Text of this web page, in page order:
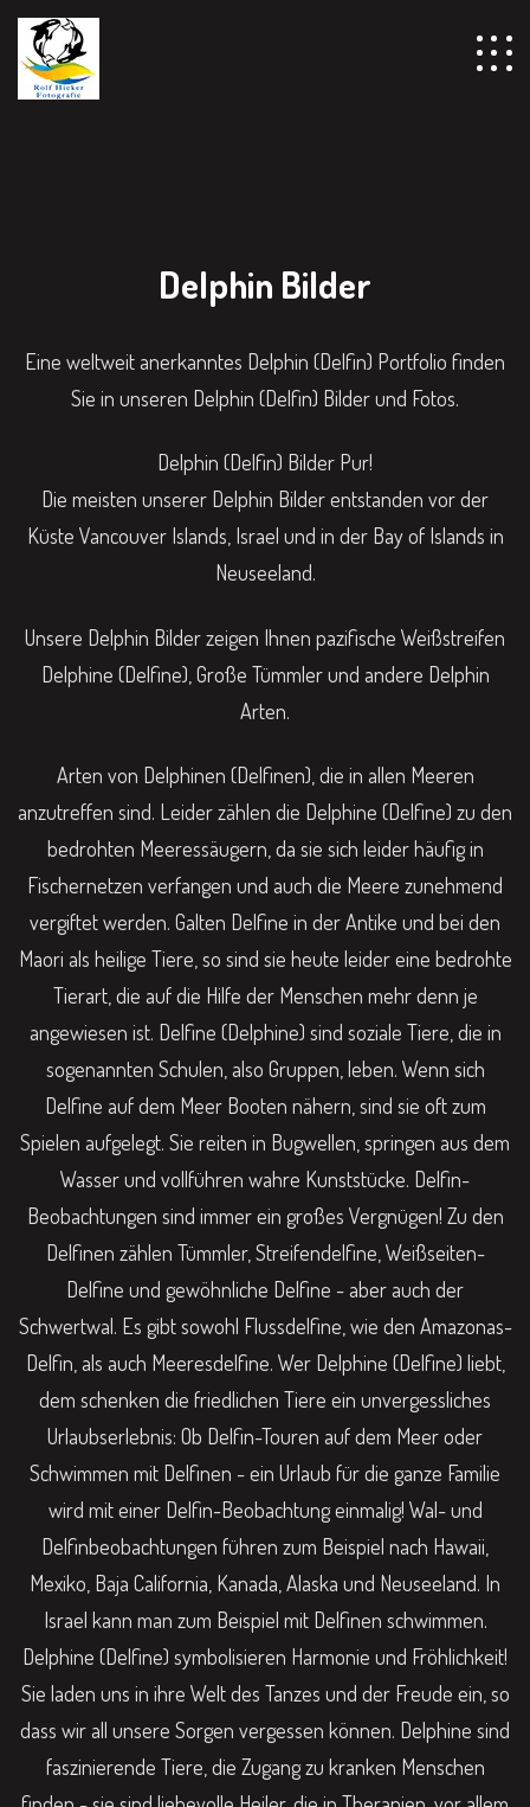
Delphin Bilder
Eine weltweit anerkanntes Delphin (Delfin) Portfolio finden
Sie in unseren Delphin (Delfin) Bilder und Fotos.
Delphin (Delfin) Bilder Pur!
Die meisten unserer Delphin Bilder entstanden vor der
Küste Vancouver Islands, Israel und in der Bay of Islands in
Neuseeland.
Unsere Delphin Bilder zeigen Ihnen pazifische Weißstreifen
Delphine (Delfine), Große Tümmler und andere Delphin
Arten.
Arten von Delphinen (Delfinen), die in allen Meeren
anzutreffen sind. Leider zählen die Delphine (Delfine) zu den
bedrohten Meeressäugern, da sie sich leider häufig in
Fischernetzen verfangen und auch die Meere zunehmend
vergiftet werden. Galten Delfine in der Antike und bei den
Maori als heilige Tiere, so sind sie heute leider eine bedrohte
Tierart, die auf die Hilfe der Menschen mehr denn je
angewiesen ist. Delfine (Delphine) sind soziale Tiere, die in
sogenannten Schulen, also Gruppen, leben. Wenn sich
Delfine auf dem Meer Booten nähern, sind sie oft zum
Spielen aufgelegt. Sie reiten in Bugwellen, springen aus dem
Wasser und vollführen wahre Kunststücke. Delfin-
Beobachtungen sind immer ein großes Vergnügen! Zu den
Delfinen zählen Tümmler, Streifendelfine, Weißseiten-
Delfine und gewöhnliche Delfine - aber auch der
Schwertwal. Es gibt sowohl Flussdelfine, wie den Amazonas-
Delfin, als auch Meeresdelfine. Wer Delphine (Delfine) liebt,
dem schenken die friedlichen Tiere ein unvergessliches
Urlaubserlebnis: Ob Delfin-Touren auf dem Meer oder
Schwimmen mit Delfinen - ein Urlaub für die ganze Familie
wird mit einer Delfin-Beobachtung einmalig! Wal- und
Delfinbeobachtungen führen zum Beispiel nach Hawaii,
Mexiko, Baja California, Kanada, Alaska und Neuseeland. In
Israel kann man zum Beispiel mit Delfinen schwimmen.
Delphine (Delfine) symbolisieren Harmonie und Fröhlichkeit!
Sie laden uns in ihre Welt des Tanzes und der Freude ein, so
dass wir all unsere Sorgen vergessen können. Delphine sind
faszinierende Tiere, die Zugang zu kranken Menschen